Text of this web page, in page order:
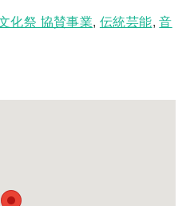
化祭 協賛事業, 伝統芸能,音